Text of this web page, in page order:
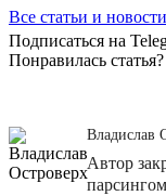
Все статьи и
Подписаться на
Понравилась
Владислав
Автор